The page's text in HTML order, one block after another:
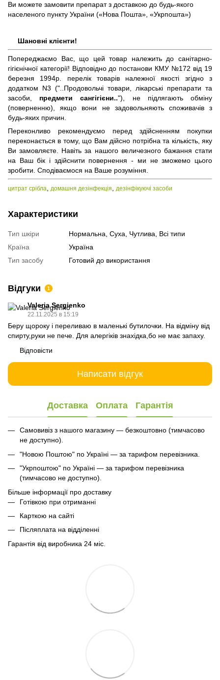
Ви можете замовити препарат з доставкою до будь-якого
населеного пункту України («Нова Пошта», «Укрпошта»)
Шановні клієнти!
Попереджаємо Вас, що цей товар належить до санітарно-
гігієнічної категорії! Відповідно до постанови КМУ №172 від 19
березня 1994р. перелік товарів належної якості згідно з
додатком N3 ("..Продовольчі товари, лікарські препарати та
засоби, предмети сангігієни.."), не підлягають обміну
(поверненню), якщо вони не задовольняють споживачів з
будь-яких причин.
Переконливо рекомендуємо перед здійсненням покупки
переконається в тому, що Вам дійсно потрібна та кількість, яку
Ви замовляєте. Навіть за нашого величезного бажання стати
на Ваш бік і здійснити повернення - ми не зможемо цього
зробити. Сподіваємося на Ваше розуміння.
цитрат срібла, домашня дезінфекція, дезінфікуючі засоби
Характеристики
Тип шкіри
Нормальна, Суха, Чутлива, Всі типи
Країна
Україна
Тип засобу
Готовий до використання
Відгуки 1
Valeria Sergienko
22.11.2025 в 15:19
Беру щороку і переливаю в маленькі бутилочки. На відміну від
спирту,руки не пече. Для алергіків знахідка,бо не має запаху.
Відповісти
Написати відгук
Доставка Оплата Гарантія
Самовивіз з нашого магазину — безкоштовно (тимчасово
не доступно).
"Новою Поштою" по Україні — за тарифом перевізника.
"Укрпоштою" по Україні — за тарифом перевізника
(тимчасово не доступно).
Більше інформації про доставку
Готівкою при отриманні
Карткою на сайті
Післяплата на відділенні
Гарантія від виробника 24 міс.